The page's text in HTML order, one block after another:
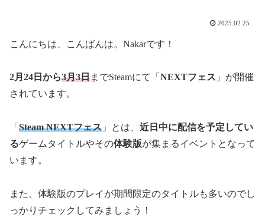
2025.02.25
こんにちは、こんばんは。Nakarです！
2月24日から3月3日までSteamにて「 NEXTフェス 」が開催
されています。
「 Steam NEXTフェス 」とは、 近日中に配信を予定してい
るゲームタイトルやその体験版が集まるイベントとなって
います。
また、体験版のプレイが期間限定のタイトルも多いのでし
っかりチェックしてみましょう！